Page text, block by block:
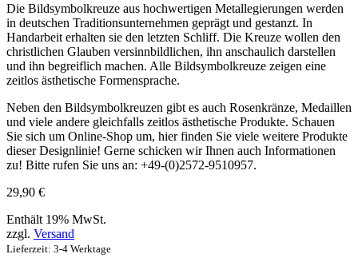
Die Bildsymbolkreuze aus hochwertigen Metallegierungen werden
in deutschen Traditionsunternehmen geprägt und gestanzt. In
Handarbeit erhalten sie den letzten Schliff. Die Kreuze wollen den
christlichen Glauben versinnbildlichen, ihn anschaulich darstellen
und ihn begreiflich machen. Alle Bildsymbolkreuze zeigen eine
zeitlos ästhetische Formensprache.
Neben den Bildsymbolkreuzen gibt es auch Rosenkränze, Medaillen
und viele andere gleichfalls zeitlos ästhetische Produkte. Schauen
Sie sich um Online-Shop um, hier finden Sie viele weitere Produkte
dieser Designlinie! Gerne schicken wir Ihnen auch Informationen
zu! Bitte rufen Sie uns an: +49-(0)2572-9510957.
29,90 €
Enthält 19% MwSt.
zzgl. Versand
Lieferzeit: 3-4 Werktage